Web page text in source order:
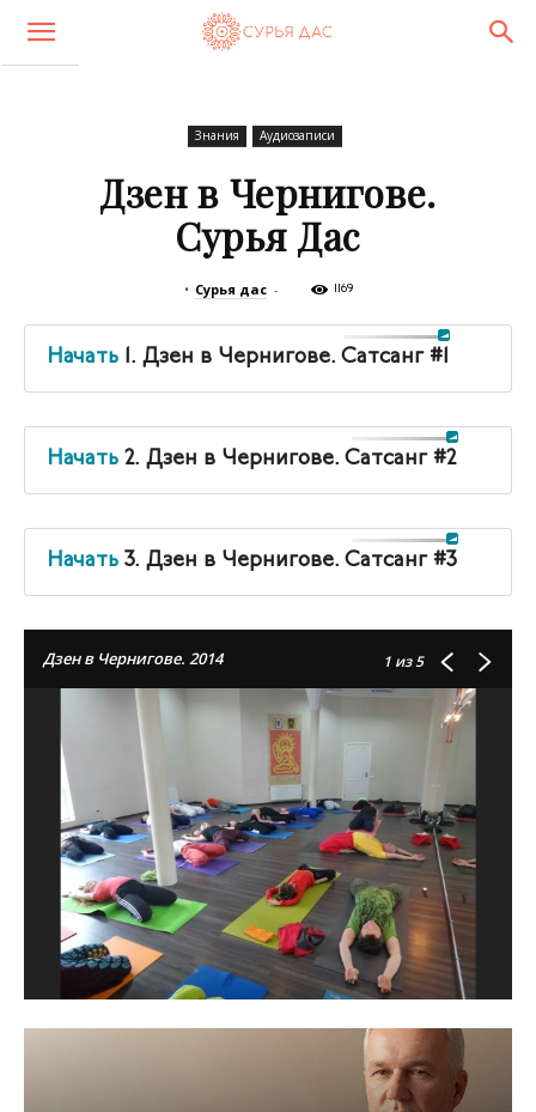
Знания Аудиозаписи
Дзен в Чернигове.
Сурья Дас
• Сурья дас - 1169
Начать 1. Дзен в Чернигове. Сатсанг #1
Начать 2. Дзен в Чернигове. Сатсанг #2
Начать 3. Дзен в Чернигове. Сатсанг #3
Дзен в Чернигове. 2014 1 из 5